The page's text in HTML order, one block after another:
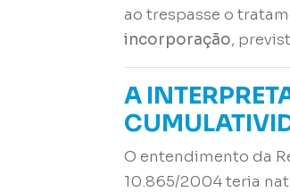
ao trespasse o
incorporação,
A
O entendimento da
10.865/2004 teria